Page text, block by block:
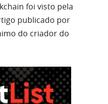
foi visto pela
publicado por
do criador do